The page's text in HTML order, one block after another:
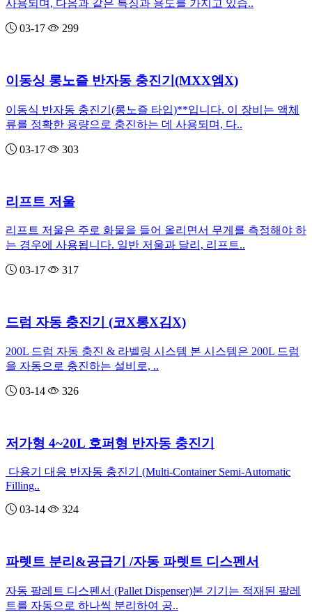
사용되며, 다음과 같은 특징과 용도를 가지고 있습..
03-17 299
이동싱 롱노즐 반자동 충진기(MXX엠X)
이동식 반자동 충진기(롱노즐 타입)**입니다. 이 장비는 액체
류를 정확한 용량으로 충진하는 데 사용되며, 다..
03-17 303
리프트 저울
리프트 저울은 주로 화물을 들어 올리면서 무게를 측정해야 하
는 경우에 사용됩니다. 일반 저울과 달리, 리프트..
03-17 317
드럼 자동 충진기 (코X롱X김X)
200L 드럼 자동 충진 & 라벨링 시스템 본 시스템은 200L 드럼
을 자동으로 충진하는 설비로, ..
03-14 326
저가형 4~20L 호퍼형 반자동 충진기
다용기 대응 반자동 충진기 (Multi-Container Semi-Automatic
Filling..
03-14
324
파렛트 분리&공급기 /자동 파렛트 디스펜서
자동 팔레트 디스펜서 (Pallet Dispenser)본 기기는 적재된 팔레
트를 자동으로 하나씩 분리하여 공..